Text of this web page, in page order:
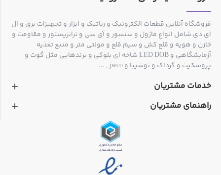
فروشگاه آنلاین قطعات الکترونیک و رباتیک و ابزار و تجهیزات برق و ال
ای دی شامل انواع ماژول و سنسور و آی سی و ترانزیستور و مقاومت و
خازن و هویه و قلع کش و سیم قلع و مولتی متر و منبع تغذیه
آزمایشگاهی و LED DOB شاخه ای بلوکی و برندهایی مثل گوت و
پروسکیت و گرداک و توشیبا و jwco , ...
خدمات مشتریان
راهنمای مشتریان